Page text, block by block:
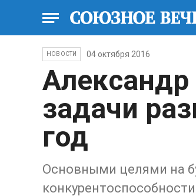
НОВОСТИ 04 октября 2016
задачи
год
Основными целями на